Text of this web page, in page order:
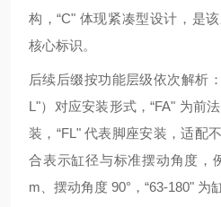
构，“C" 体现紧凑型设计，是
核心标识。
后续后缀按功能层级依次解析
L"）对应安装形式，“FA" 为前
装，“FL" 代表脚座安装，适配
合表示缸径与标准摆动角度，
m、摆动角度 90°，“63-180"